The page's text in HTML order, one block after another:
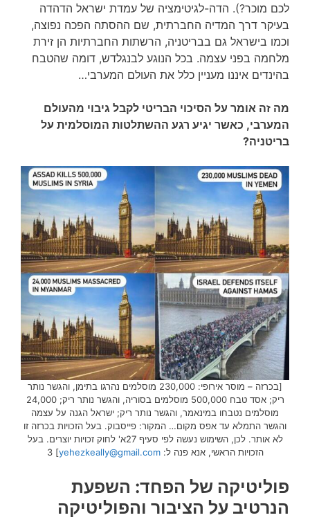
לכם מוכר?). הדה-לגיטימציה של עמדת ישראל הדהדה
בעיקר דרך המדיה החברתית, שם ההסתה הפכה נפוצה,
וכמו בישראל גם בבריטניה, הרשתות החברתיות הן זירת
מלחמה בפני עצמה. בכל הנוגע לבנגלדש, דומה שהטבח
בהינדים איננו מעניין כלל את העולם המערבי…
מה זה אומר על הסיכוי הבריטי לקבל גיבוי מהעולם
המערבי, כאשר יגיע רגע ההשתלטות המוסלמית על
בריטניה?
[בכרזה – מוסר אירופי: 230,000 מוסלמים נהרגו בתימן, והגשר נותר
ריק; אסד טבח 500,000 מוסלמים בסוריה, והגשר נותר ריק; 24,000
מוסלמים נטבחו במינאמר, והגשר נותר ריק; ישראל הגנה על עצמה
והגשר התמלא עד אפס מקום… המקור: פייסבוק. בעל הזכויות בכרזה זו
לא אותר. לכן, השימוש נעשה לפי סעיף 27א' לחוק זכויות יוצרים. בעל
הזכויות הראשי, אנא פנה ל:yehezkeally@gmail.com
] 3
פוליטיקה של הפחד: השפעת
הנרטיב על הציבור והפוליטיקה